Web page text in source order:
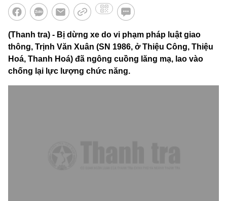
(Thanh tra) - Bị dừng xe do vi phạm pháp luật giao
thông, Trịnh Văn Xuân (SN 1986, ở Thiệu Công, Thiệu
Hoá, Thanh Hoá) đã ngông cuồng lăng mạ, lao vào
chống lại lực lượng chức năng.